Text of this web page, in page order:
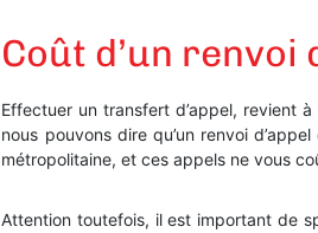
Coût d’un renvoi
Effectuer un transfert d’appel, revient
nous pouvons dire qu’un renvoi
métropolitaine, et ces appels ne vous
Attention toutefois, il est important de